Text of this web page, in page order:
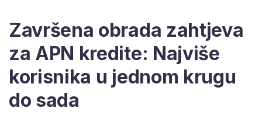
Završena obrada zahtjeva
za APN kredite: Najviše
korisnika u jednom krugu
do sada